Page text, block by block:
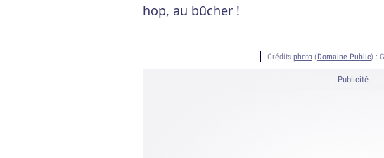
hop, au bûcher !
Crédits photo (Domaine Public) :
Publicité